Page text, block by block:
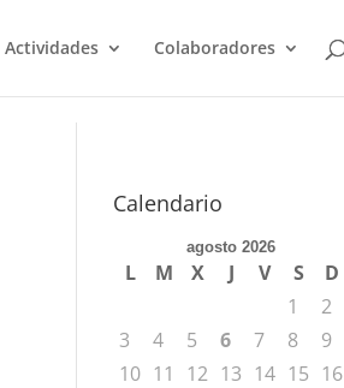
Actividades Colaboradores
Calendario
agosto 2026
L M X J V S
D
1
2
3
4 5 6 7 8
9
10 11 12 13 14 15 16